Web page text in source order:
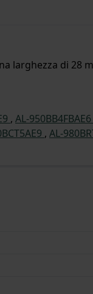
larghezza di 28
, AL-950BB4FBAE6
, AL-